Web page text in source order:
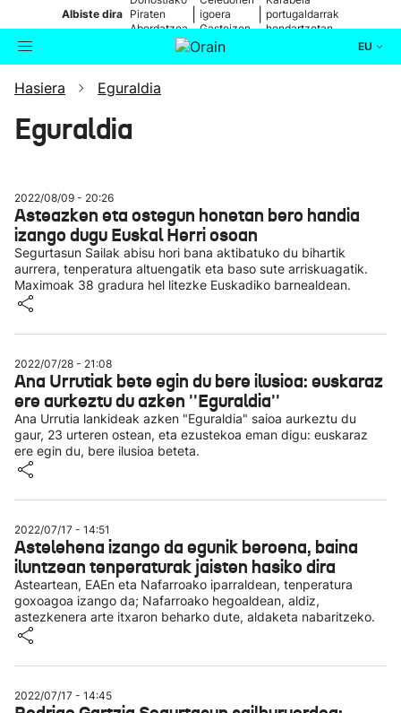
Albiste dira Piraten
Abordatzea
igoera
Gasteizen
portugaldarrak
hondartzetan
EU
Bilatzailea
Ikusmiran
Eguraldia
Hasiera Eguraldia
Eguraldia
2022/08/09 - 20:26
Asteazken eta ostegun honetan bero handia
izango dugu Euskal Herri osoan
Segurtasun Sailak abisu hori bana aktibatuko du bihartik
aurrera, tenperatura altuengatik eta baso sute arriskuagatik.
Maximoak 38 gradura hel litezke Euskadiko barnealdean.
2022/07/28 - 21:08
Ana Urrutiak bete egin du bere ilusioa: euskaraz
ere aurkeztu du azken ''Eguraldia''
Ana Urrutia lankideak azken "Eguraldia" saioa aurkeztu du
gaur, 23 urteren ostean, eta ezustekoa eman digu: euskaraz
ere egin du, bere ilusioa beteta.
2022/07/17 - 14:51
Astelehena izango da egunik beroena, baina
iluntzean tenperaturak jaisten hasiko dira
Asteartean, EAEn eta Nafarroako iparraldean, tenperatura
goxoagoa izango da; Nafarroako hegoaldean, aldiz,
astezkenera arte itxaron beharko dute, aldaketa nabaritzeko.
2022/07/17 - 14:45